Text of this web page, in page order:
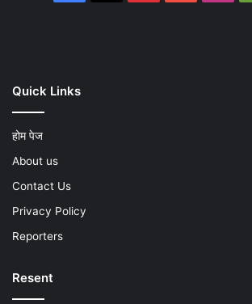
Quick Links
होम पेज
About us
Contact Us
Privacy Policy
Reporters
Resent